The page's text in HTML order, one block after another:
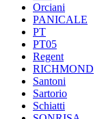
Orciani
PANICALE
PT
PT05
Regent
RICHMOND
Santoni
Sartorio
Schiatti